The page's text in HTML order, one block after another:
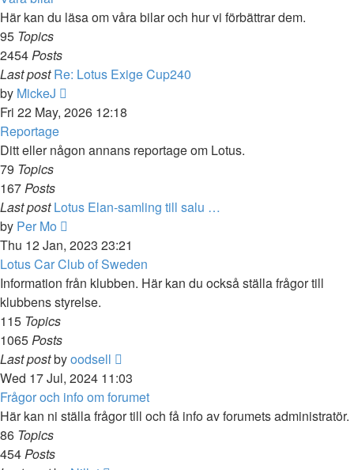
post
Här kan du läsa om våra bilar och hur vi förbättrar dem.
95 Topics
2454Posts
Last post Re: Lotus Exige Cup240
by MickeJ
the
post
Fri 22 May, 2026 12:18
Reportage
Ditt eller någon annans reportage om Lotus.
79 Topics
167Posts
Last post Lotus Elan-samling till salu …
by Per Mo
the
latest
post
Thu 12 Jan, 2023 23:21
Lotus Car Club of Sweden
Information från klubben. Här kan du också ställa frågor till
klubbens styrelse.
115 Topics
1065Posts
Last postbyoodsell
the
latest
post
Wed 17 Jul, 2024 11:03
Frågor och info om forumet
Här kan ni ställa frågor till och få info av forumets administratör.
86 Topics
454Posts